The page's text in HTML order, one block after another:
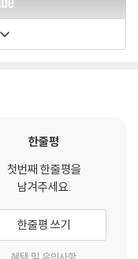
한줄평
첫번째 한줄평을
남겨주세요.
한줄평 쓰기